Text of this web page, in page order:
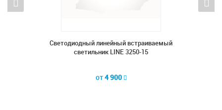
Светодиодный линейный встраиваемый
светильник LINE 3250-15
от4 900